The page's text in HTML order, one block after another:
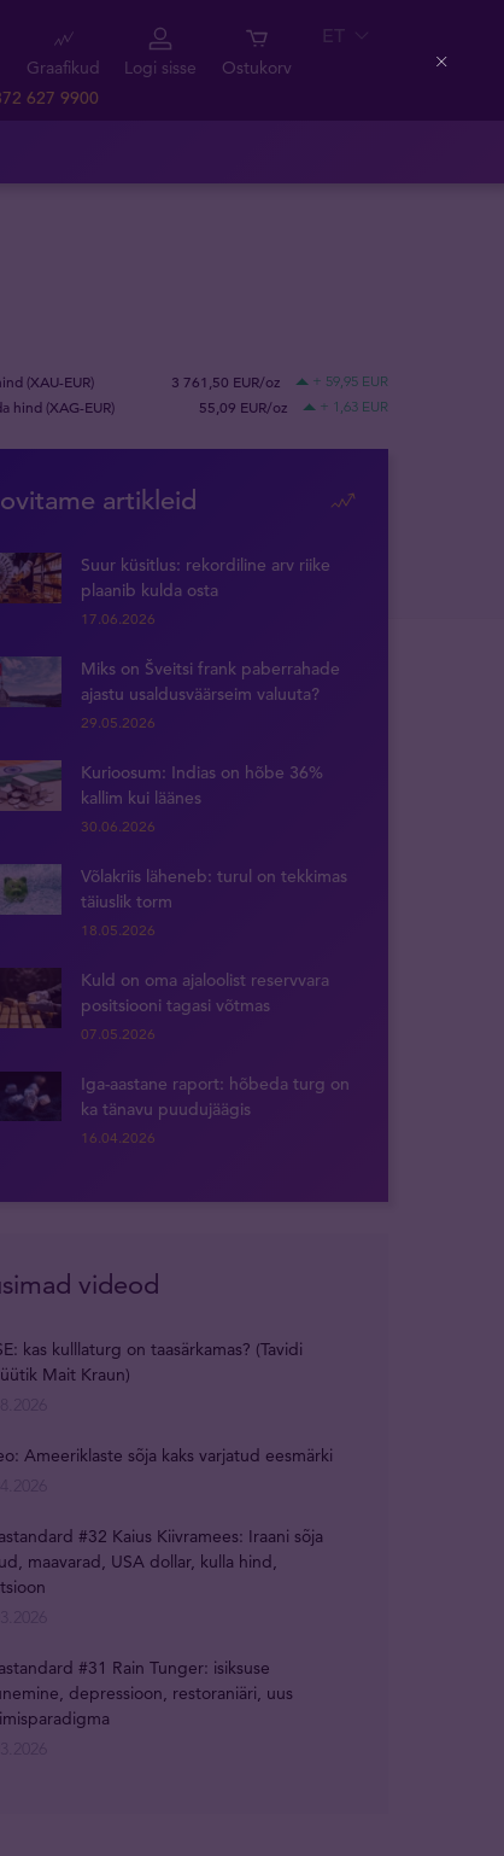
627 9900
Graafikud Logi sisse Ostukorv
ET
(XAU-EUR) 3 761,50 EUR/oz + 59,95 EUR
hind (XAG-EUR) 55,09 EUR/oz + 1,63 EUR
artikleid
Suur küsitlus: rekordiline arv riike
plaanib kulda osta
17.06.2026
Miks on Šveitsi frank paberrahade
ajastu usaldusväärseim valuuta?
29.05.2026
Kurioosum: Indias on hõbe 36%
kallim kui läänes
30.06.2026
Võlakriis läheneb: turul on tekkimas
täiuslik torm
18.05.2026
Kuld on oma ajaloolist reservvara
positsiooni tagasi võtmas
07.05.2026
Iga-aastane raport: hõbeda turg on
ka tänavu puudujäägis
16.04.2026
videod
kas kulllaturg on taasärkamas? (Tavidi
Mait Kraun)
Ameeriklaste sõja kaks varjatud eesmärki
#32 Kaius Kiivramees: Iraani sõja
maavarad, USA dollar, kulla hind,
#31 Rain Tunger: isiksuse
depressioon, restoraniäri, uus
Close